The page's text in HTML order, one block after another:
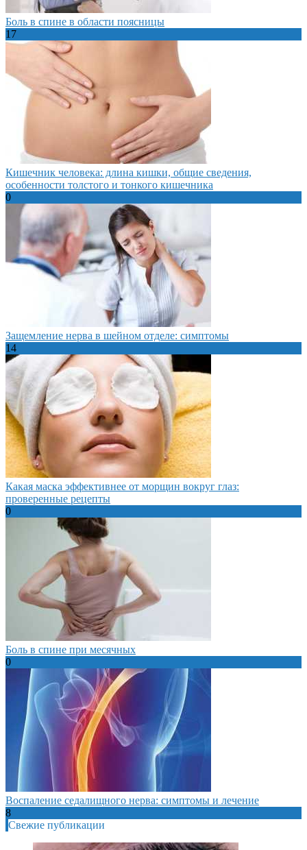
Боль в спине в области поясницы
17
Кишечник человека: длина кишки, общие сведения,
особенности толстого и тонкого кишечника
0
Защемление нерва в шейном отделе: симптомы
14
Какая маска эффективнее от морщин вокруг глаз:
проверенные рецепты
0
Боль в спине при месячных
0
Воспаление седалищного нерва: симптомы и лечение
8
Свежие публикации